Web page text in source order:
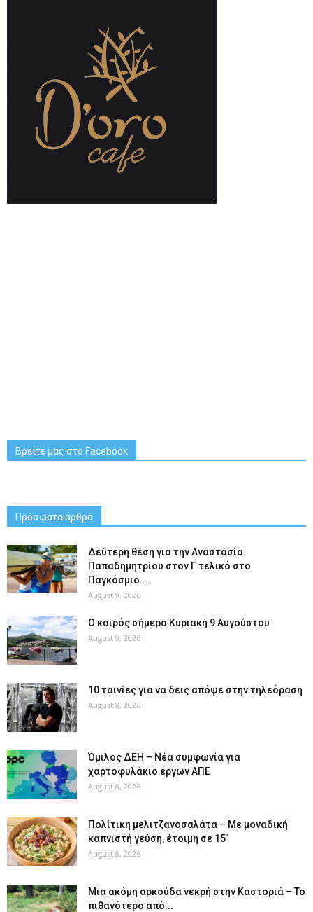
Βρείτε μας στο Facebook
Πρόσφατα άρθρα
Δεύτερη θέση για την Αναστασία
Παπαδημητρίου στον Γ τελικό στο
Παγκόσμιο...
August 9, 2026
Ο καιρός σήμερα Κυριακή 9 Αυγούστου
August 9, 2026
10 ταινίες για να δεις απόψε στην τηλεόραση
August 8, 2026
Όμιλος ΔΕΗ – Νέα συμφωνία για
χαρτοφυλάκιο έργων ΑΠΕ
August 8, 2026
Πολίτικη μελιτζανοσαλάτα – Με μοναδική
καπνιστή γεύση, έτοιμη σε 15΄
August 8, 2026
Μια ακόμη αρκούδα νεκρή στην Καστοριά – Το
πιθανότερο από...